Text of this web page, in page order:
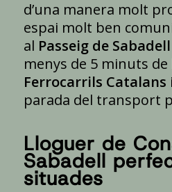
d’una manera molt
espai molt ben
al Passeig de Sabadell
menys de 5 minuts de
Ferrocarrils Catalans
parada del transport
Lloguer de
Sabadell
situades